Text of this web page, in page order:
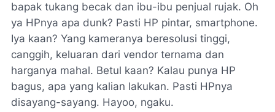
bapak tukang becak dan ibu-ibu penjual rujak. Oh
ya HPnya apa dunk? Pasti HP pintar, smartphone.
Iya kaan? Yang kameranya beresolusi tinggi,
canggih, keluaran dari vendor ternama dan
harganya mahal. Betul kaan? Kalau punya HP
bagus, apa yang kalian lakukan. Pasti HPnya
disayang-sayang. Hayoo, ngaku.